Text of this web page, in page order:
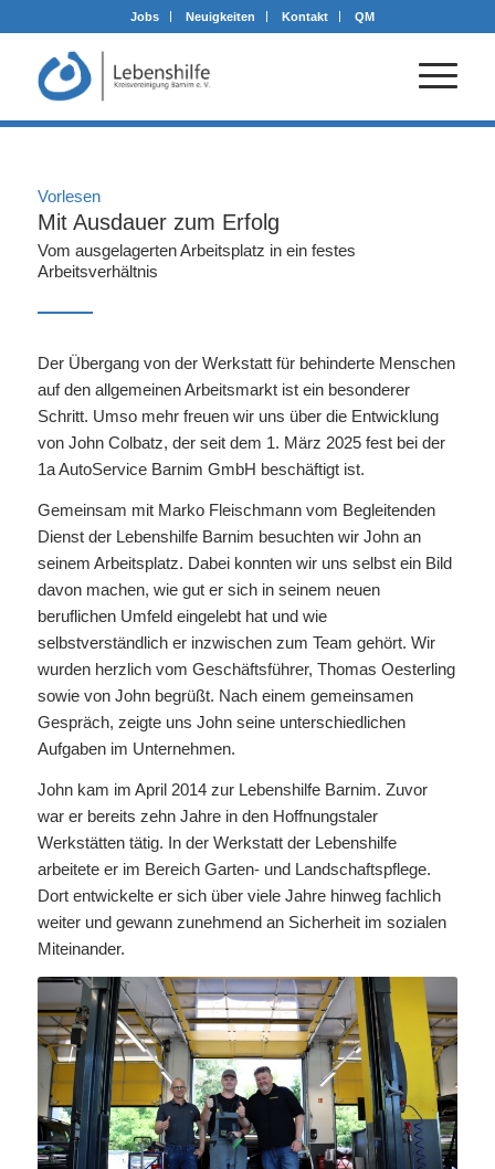
Jobs Neuigkeiten Kontakt QM
Vorlesen
Mit Ausdauer zum Erfolg
Vom ausgelagerten Arbeitsplatz in ein festes
Arbeitsverhältnis
Der Übergang von der Werkstatt für behinderte Menschen
auf den allgemeinen Arbeitsmarkt ist ein besonderer
Schritt. Umso mehr freuen wir uns über die Entwicklung
von John Colbatz, der seit dem 1. März 2025 fest bei der
1a AutoService Barnim GmbH beschäftigt ist.
Gemeinsam mit Marko Fleischmann vom Begleitenden
Dienst der Lebenshilfe Barnim besuchten wir John an
seinem Arbeitsplatz. Dabei konnten wir uns selbst ein Bild
davon machen, wie gut er sich in seinem neuen
beruflichen Umfeld eingelebt hat und wie
selbstverständlich er inzwischen zum Team gehört. Wir
wurden herzlich vom Geschäftsführer, Thomas Oesterling
sowie von John begrüßt. Nach einem gemeinsamen
Gespräch, zeigte uns John seine unterschiedlichen
Aufgaben im Unternehmen.
John kam im April 2014 zur Lebenshilfe Barnim. Zuvor
war er bereits zehn Jahre in den Hoffnungstaler
Werkstätten tätig. In der Werkstatt der Lebenshilfe
arbeitete er im Bereich Garten- und Landschaftspflege.
Dort entwickelte er sich über viele Jahre hinweg fachlich
weiter und gewann zunehmend an Sicherheit im sozialen
Miteinander.